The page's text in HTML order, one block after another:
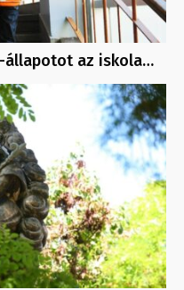
állapotot az iskola…